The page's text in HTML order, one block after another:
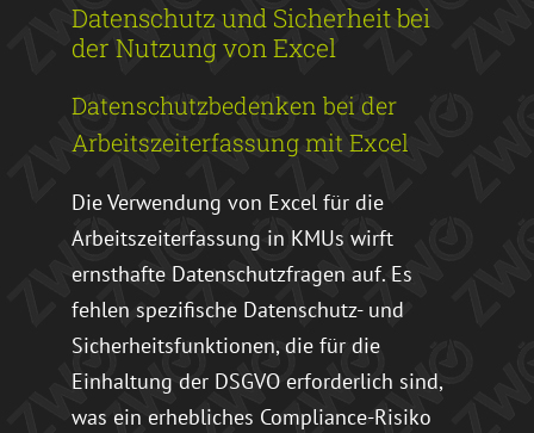
Datenschutz und Sicherheit bei
der Nutzung von Excel
Datenschutzbedenken bei der
Arbeitszeiterfassung mit Excel
Die Verwendung von Excel für die
Arbeitszeiterfassung in KMUs wirft
ernsthafte Datenschutzfragen auf. Es
fehlen spezifische Datenschutz- und
Sicherheitsfunktionen, die für die
Einhaltung der DSGVO erforderlich sind,
was ein erhebliches Compliance-Risiko